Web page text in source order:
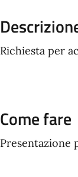
Richiesta per
Come fare
Presentazione